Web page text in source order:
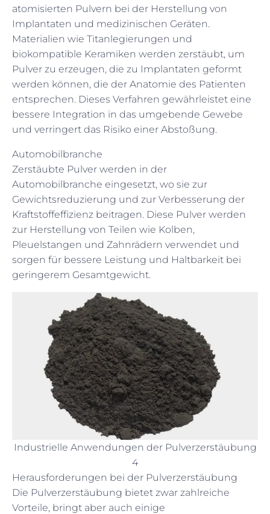
atomisierten Pulvern bei der Herstellung von
Implantaten und medizinischen Geräten.
Materialien wie Titanlegierungen und
biokompatible Keramiken werden zerstäubt, um
Pulver zu erzeugen, die zu Implantaten geformt
werden können, die der Anatomie des Patienten
entsprechen. Dieses Verfahren gewährleistet eine
bessere Integration in das umgebende Gewebe
und verringert das Risiko einer Abstoßung.
Automobilbranche
Zerstäubte Pulver werden in der
Automobilbranche eingesetzt, wo sie zur
Gewichtsreduzierung und zur Verbesserung der
Kraftstoffeffizienz beitragen. Diese Pulver werden
zur Herstellung von Teilen wie Kolben,
Pleuelstangen und Zahnrädern verwendet und
sorgen für bessere Leistung und Haltbarkeit bei
geringerem Gesamtgewicht.
Industrielle Anwendungen der Pulverzerstäubung
4
Herausforderungen bei der Pulverzerstäubung
Die Pulverzerstäubung bietet zwar zahlreiche
Vorteile, bringt aber auch einige